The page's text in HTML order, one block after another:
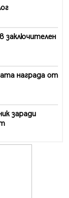
заключителен
награда от
заради
днес и